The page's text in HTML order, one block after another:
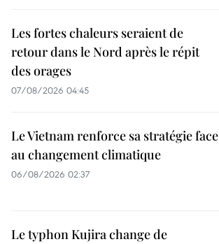
Les fortes chaleurs seraient de
retour dans le Nord après le répit
des orages
07/08/2026 04:45
Le Vietnam renforce sa stratégie face
au changement climatique
06/08/2026 02:37
Le typhon Kujira change de